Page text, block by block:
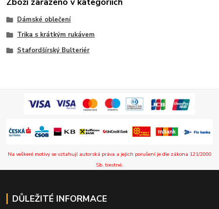
Dámské oblečení
Trika s krátkým rukávem
Stafordšírský Bulteriér
Na veškeré motivy se vztahují autorská práva a jejich porušení je dle zákona 121/2000
Sb. trestné.
DŮLEŽITÉ INFORMACE